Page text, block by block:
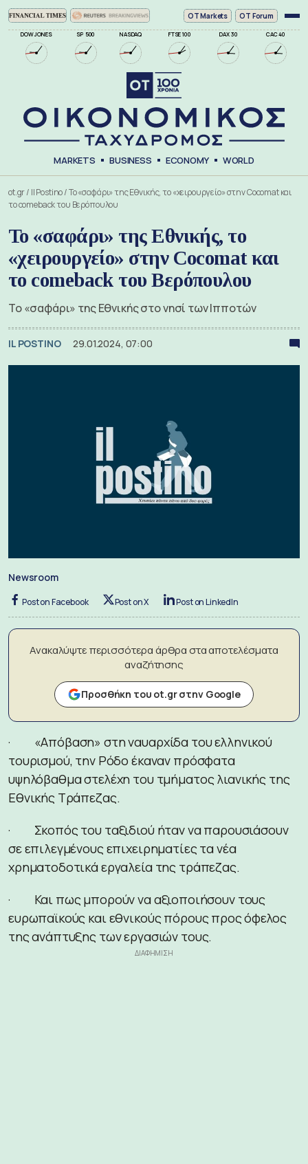
DOW JONES SP 500 NASDAQ FTSE 100 DAX 30 CAC 40
ΟΤ Markets OT Forum
MARKETS BUSINESS ECONOMY WORLD
ot.gr/ Il Postino/To «σαφάρι» της Εθνικής, το «χειρουργείο» στην Cocomat και
το comeback του Βερόπουλου
To «σαφάρι» της Εθνικής, το
«χειρουργείο» στην Cocomat και
το comeback του Βερόπουλου
Το «σαφάρι» της Εθνικής στο νησί των Ιπποτών
IL POSTINO 29.01.2024, 07:00
Newsroom
Post on Facebook Post on X Post on LinkedIn
Ανακαλύψτε περισσότερα άρθρα στα αποτελέσματα
αναζήτησης
Προσθήκη του ot.gr στην Google
· «Απόβαση» στη ναυαρχίδα του ελληνικού
τουρισμού, την Ρόδο έκαναν πρόσφατα
υψηλόβαθμα στελέχη του τμήματος λιανικής της
Εθνικής Τράπεζας.
· Σκοπός του ταξιδιού ήταν να παρουσιάσουν
σε επιλεγμένους επιχειρηματίες τα νέα
χρηματοδοτικά εργαλεία της τράπεζας.
· Και πως μπορούν να αξιοποιήσουν τους
ευρωπαϊκούς και εθνικούς πόρους προς όφελος
της ανάπτυξης των εργασιών τους.